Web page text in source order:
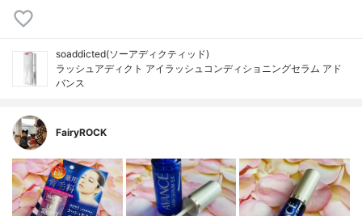
soaddicted(ソーアディクティッド)
ラッシュアディクト アイラッシュコンディショニングセラム アド
バンス
FairyROCK